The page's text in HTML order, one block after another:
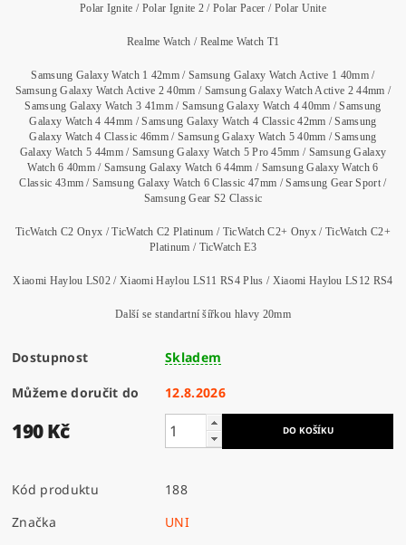
Polar Ignite / Polar Ignite 2 / Polar Pacer / Polar Unite
Realme Watch / Realme Watch T1
Samsung Galaxy Watch 1 42mm / Samsung Galaxy Watch Active 1 40mm /
Samsung Galaxy Watch Active 2 40mm / Samsung Galaxy Watch Active 2 44mm /
Samsung Galaxy Watch 3 41mm / Samsung Galaxy Watch 4 40mm / Samsung
Galaxy Watch 4 44mm / Samsung Galaxy Watch 4 Classic 42mm / Samsung
Galaxy Watch 4 Classic 46mm / Samsung Galaxy Watch 5 40mm / Samsung
Galaxy Watch 5 44mm / Samsung Galaxy Watch 5 Pro 45mm / Samsung Galaxy
Watch 6 40mm / Samsung Galaxy Watch 6 44mm / Samsung Galaxy Watch 6
Classic 43mm / Samsung Galaxy Watch 6 Classic 47mm / Samsung Gear Sport /
Samsung Gear S2 Classic
TicWatch C2 Onyx / TicWatch C2 Platinum / TicWatch C2+ Onyx / TicWatch C2+
Platinum / TicWatch E3
Xiaomi Haylou LS02 / Xiaomi Haylou LS11 RS4 Plus / Xiaomi Haylou LS12 RS4
Další se standartní šířkou hlavy 20mm
Dostupnost Skladem
Můžeme doručit do 12.8.2026
190 Kč
Kód produktu
188
Značka
UNI